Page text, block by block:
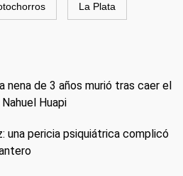
La Plata
nena de 3 años murió tras caer el
Huapi
una pericia psiquiátrica complicó